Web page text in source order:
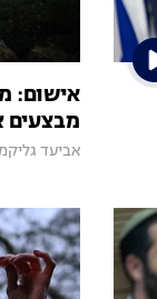
אישום:
מבצעים
אביעד